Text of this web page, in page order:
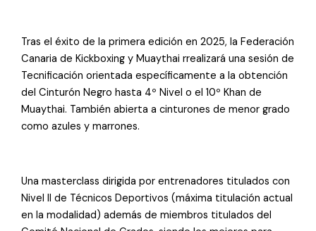
Tras el éxito de la primera edición en 2025, la Federación
Canaria de Kickboxing y Muaythai rrealizará una sesión de
Tecnificación orientada específicamente a la obtención
del Cinturón Negro hasta 4º Nivel o el 10º Khan de
Muaythai. También abierta a cinturones de menor grado
como azules y marrones.
Una masterclass dirigida por entrenadores titulados con
Nivel II de Técnicos Deportivos (máxima titulación actual
en la modalidad) además de miembros titulados del